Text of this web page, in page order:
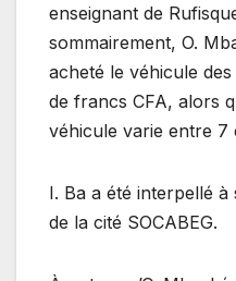
enseignant de
sommairement, O.
acheté le véhicule des
de francs CFA, alors
véhicule varie entre 7
I. Ba a été interpellé
de la cité SOCABEG.